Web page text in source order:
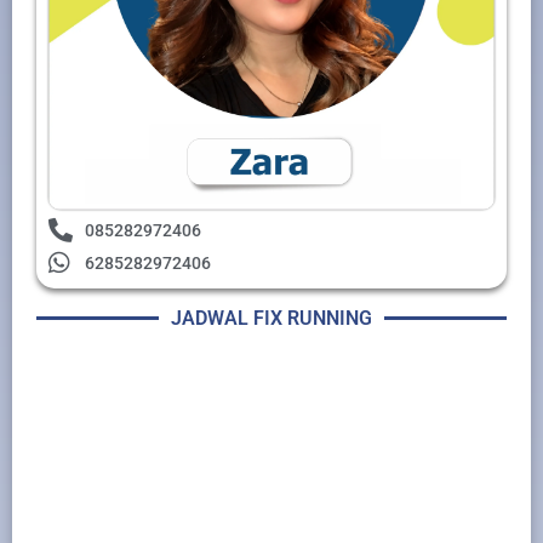
085282972406
6285282972406
JADWAL FIX RUNNING